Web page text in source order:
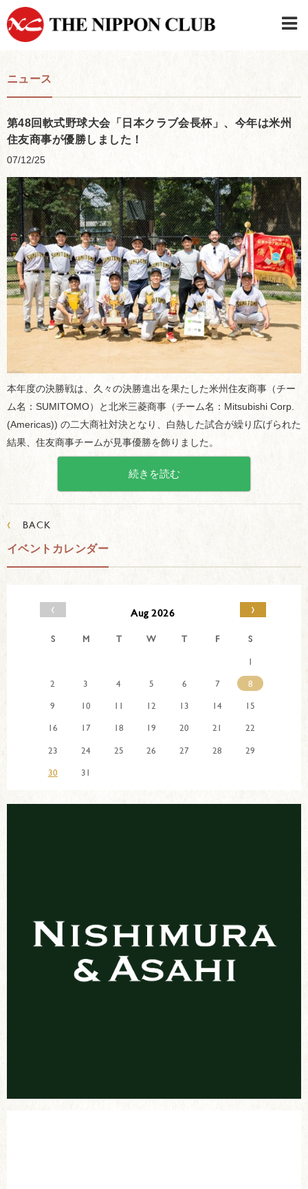
ニュース
第48回軟式野球大会「日本クラブ会長杯」、今年は米州
住友商事が優勝しました！
07/12/25
本年度の決勝戦は、久々の決勝進出を果たした米州住友商事（チー
ム名：SUMITOMO）と北米三菱商事（チーム名：Mitsubishi Corp.
(Americas)) の二大商社対決となり、白熱した試合が繰り広げられた
結果、住友商事チームが見事優勝を飾りました。
続きを読む
‹ BACK
イベントカレンダー
‹ Aug 2026 ›
S M T W T F
S
1
2
3 4 5 6 7
8
9
10 11 12 13 14
15
16
17 18 19 20 21
22
23
24 25 26 27 28
29
30
31
日本クラブメンバーログイン
連絡先・駐車場
はじめてご利用の方はこちら